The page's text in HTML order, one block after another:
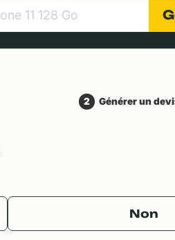
2 Générer un
Non